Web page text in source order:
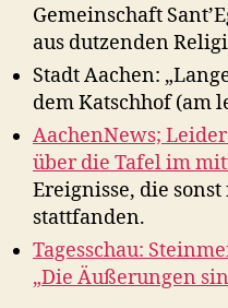
Gemeinschaft
aus dutzenden
Stadt Aachen:
dem Katschhof (am
AachenNews;
über die Tafel im
Ereignisse, die
stattfanden.
Tagesschau:
„Die Äußerungen